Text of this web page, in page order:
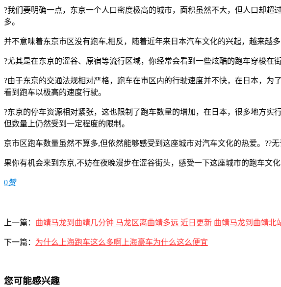
?我们要明确一点，东京一个人口密度极高的城市，面积虽然不大，但人口却
多。
并不意味着东京市区没有跑车,相反，随着近年来日本汽车文化的兴起，越来越
?尤其是在东京的涩谷、原宿等流行区域，你经常会看到一些炫酷的跑车穿梭在
?由于东京的交通法规相对严格，跑车在市区内的行驶速度并不快，在日本，
看到跑车以极高的速度行驶。
?东京的停车资源相对紧张，这也限制了跑车数量的增加，在日本，很多地方实
但数量上仍然受到一定程度的限制。
京市区跑车数量虽然不算多,但依然能够感受到这座城市对汽车文化的热爱。??
果你有机会来到东京,不妨在夜晚漫步在涩谷街头，感受一下这座城市的跑车文
0赞
上一篇： 曲靖马龙到曲靖几分钟 马龙区离曲靖多远 近日更新 曲靖马龙到曲靖北
下一篇： 为什么上海跑车这么多啊上海豪车为什么这么便宜
您可能感兴趣